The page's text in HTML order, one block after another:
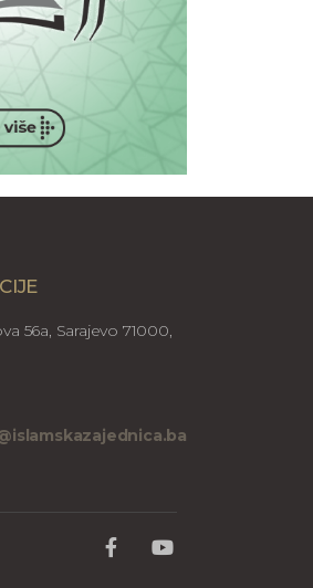
56a, Sarajevo 71000,